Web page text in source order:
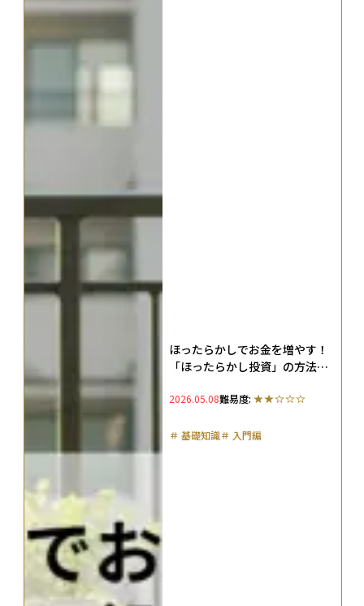
ほったらかしでお金を増やす！
「ほったらかし投資」の方法や
2026.05.08難易度:
＃ 基礎知識＃ 入門編